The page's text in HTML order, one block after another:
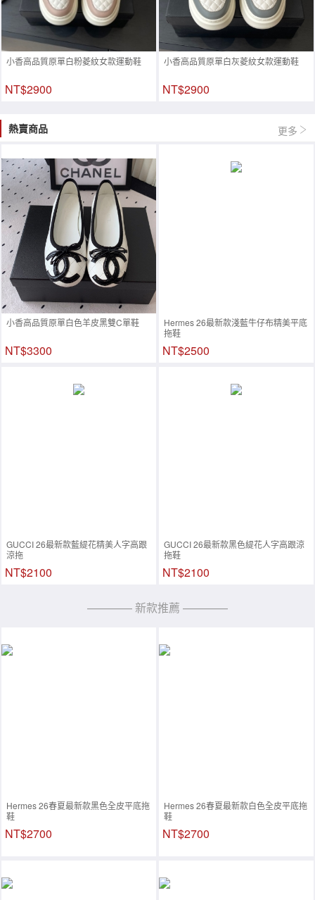
小香高品質原單白粉菱紋女款運動鞋
NT$2900
小香高品質原單白灰菱紋女款運動鞋
NT$2900
熱賣商品 更多
小香高品質原單白色羊皮黑雙C單鞋
NT$3300
Hermes 26最新款淺藍牛仔布精美平底
拖鞋
NT$2500
GUCCI 26最新款藍緹花精美人字高跟
涼拖
NT$2100
GUCCI 26最新款黑色緹花人字高跟涼
拖鞋
NT$2100
———— 新款推薦 ————
Hermes 26春夏最新款黑色全皮平底拖
鞋
NT$2700
Hermes 26春夏最新款白色全皮平底拖
鞋
NT$2700